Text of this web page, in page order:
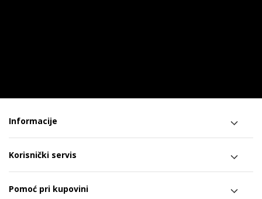
Informacije
Korisnički servis
Pomoć pri kupovini